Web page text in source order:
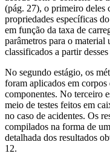
(pág. 27), o primeiro deles
propriedades específicas
em função da taxa de
parâmetros para o material
classificados a partir desses
No segundo estágio, os
foram aplicados em
componentes. No terceiro
meio de testes feitos em
no caso de acidentes. Os
compilados na forma de
detalhada dos resultados
12.